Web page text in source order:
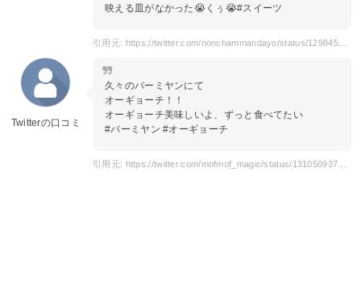
映える皿がなかった😭くぅ😭#スイーツ
引用元: https://twitter.com/nonchammandayo/status/1298455627946057731
Twitterの口コミ
久々のバーミヤンにて
オーギョーチ！！
オーギョーチ美味しいよ、ずっと食べてたい
#バーミヤン #オーギョーチ